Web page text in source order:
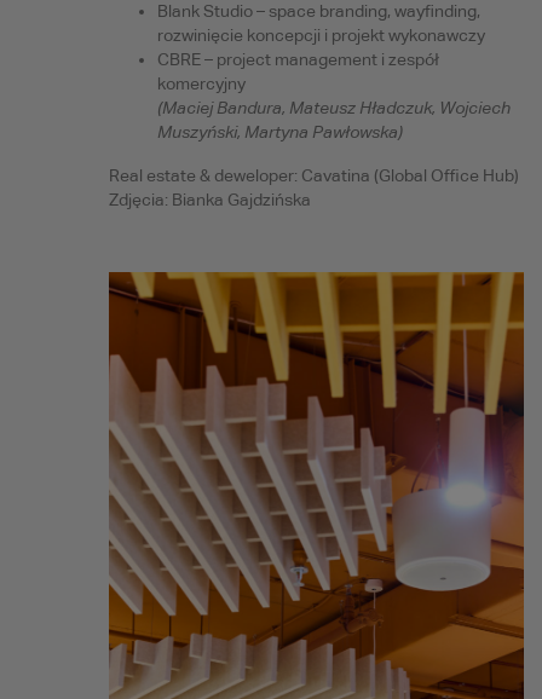
Blank Studio – space branding, wayfinding,
rozwinięcie koncepcji i projekt wykonawczy
CBRE – project management i zespół
komercyjny
(Maciej Bandura, Mateusz Hładczuk, Wojciech
Muszyński, Martyna Pawłowska)
Real estate & deweloper: Cavatina (Global Office Hub)
Zdjęcia: Bianka Gajdzińska